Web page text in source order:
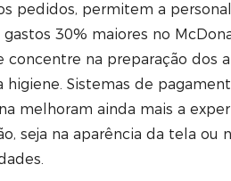
pedidos, permitem a
30% maiores no
na preparação dos
Sistemas de
melhoram ainda mais a
seja na aparência da tela ou